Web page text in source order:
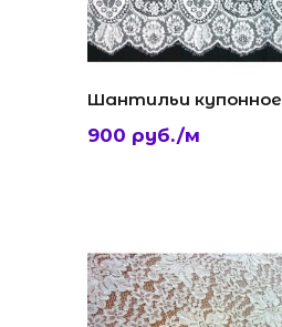
Шантильи купонное
900 руб./м